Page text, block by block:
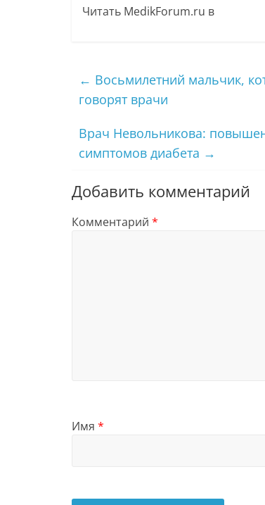
Читать MedikForum.ru в
← Восьмилетний мальчик,
говорят врачи
Врач Невольникова:
симптомов диабета →
Добавить комментарий
Комментарий *
Имя *